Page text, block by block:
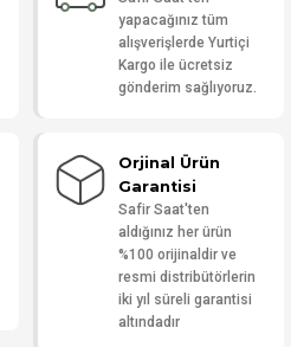
yapacağınız tüm
alışverişlerde Yurtiçi
Kargo ile ücretsiz
gönderim sağlıyoruz.
Orjinal Ürün
Garantisi
Safir Saat'ten
aldığınız her ürün
%100 orijinaldir ve
resmi distribütörlerin
iki yıl süreli garantisi
altındadır